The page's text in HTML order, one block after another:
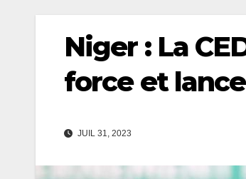
Niger : La
force et
JUIL 31, 2023